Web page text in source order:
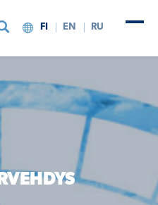
FI EN RU